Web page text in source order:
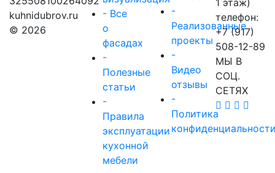
kuhnidubrov.ru
© 2026
- Все
о
фасадах
-
Полезные
статьи
-
Правила
эксплуатации
кухонной
мебели
-
Реализованные
проекты
-
Видео
отзывы
-
Политика
1 этаж)
телефон:
+7 (917)
508-12-89
МЫ В
СОЦ.
СЕТЯХ